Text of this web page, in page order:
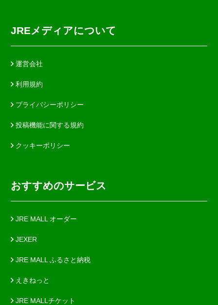
JREメディアについて
運営会社
利用規約
プライバシーポリシー
投稿機能に関する規約
クッキーポリシー
おすすめのサービス
JRE MALL オーダー
JEXER
JRE MALL ふるさと納税
えきねっと
JRE MALLチケット